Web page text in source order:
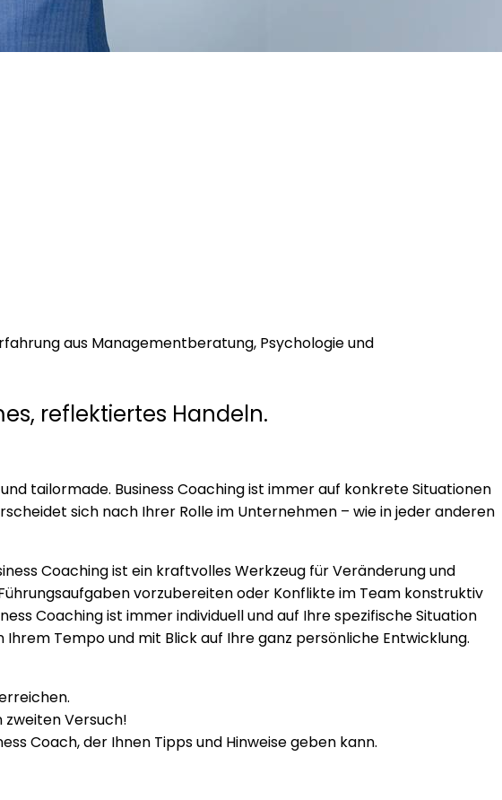
aus Managementberatung, Psychologie und
reflektiertes Handeln.
tailormade. Business Coaching ist immer auf konkrete Situationen
sich nach Ihrer Rolle im Unternehmen – wie in jeder anderen
Coaching ist ein kraftvolles Werkzeug für Veränderung und
vorzubereiten oder Konflikte im Team konstruktiv
Coaching ist immer individuell und auf Ihre spezifische Situation
Tempo und mit Blick auf Ihre ganz persönliche Entwicklung.
Versuch!
Coach, der Ihnen Tipps und Hinweise geben kann.